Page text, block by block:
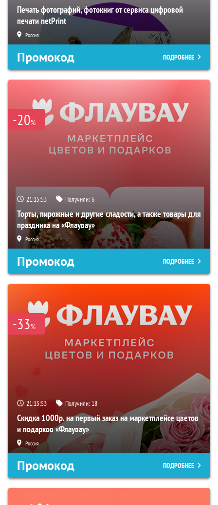
Печать фотографий, фотокниг от сервиса цифровой
печати netPrint
Россия
Промокод ПОДРОБНЕЕ
-20%
21:15:52 Получили:6
Торты, пирожные и другие сладости, а также товары для
праздника на «Флаувау»
Россия
Промокод ПОДРОБНЕЕ
-33%
21:15:52 Получили: 18
Скидка 1000р. на первый заказ на маркетплейсе цветов
и подарков «Флаувау»
Россия
Промокод ПОДРОБНЕЕ